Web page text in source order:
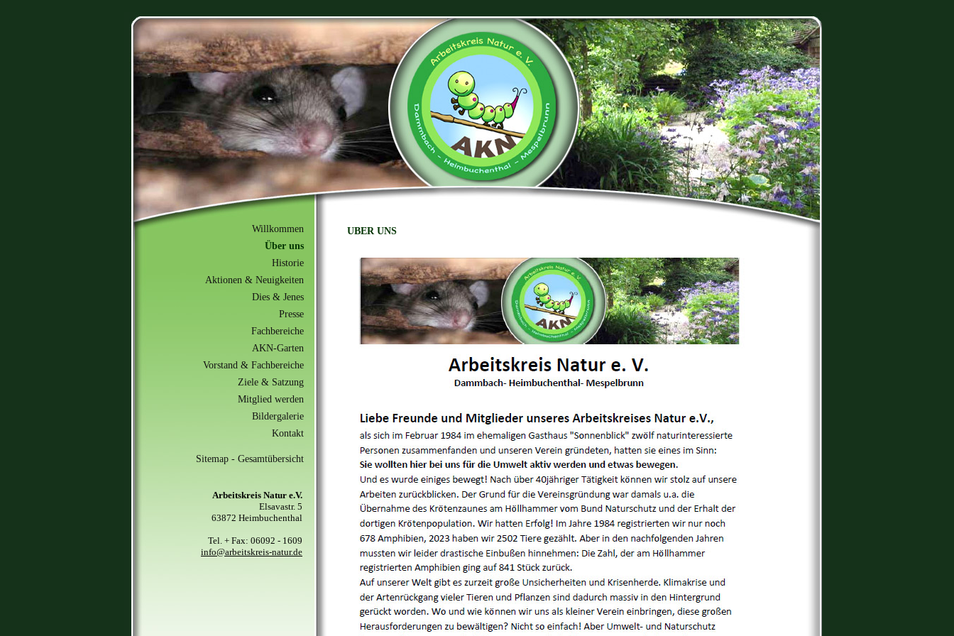
Willkommen
Über uns
Historie
Aktionen & Neuigkeiten
Dies & Jenes
Presse
Fachbereiche
AKN-Garten
Vorstand & Fachbereiche
Ziele & Satzung
Mitglied werden
Bildergalerie
Kontakt
Sitemap - Gesamtübersicht
ÜBER UNS
Arbeitskreis Natur e.V.
Elsavastr. 5
63872 Heimbuchenthal
Tel. + Fax: 06092 - 1609
info@arbeitskreis-natur.de